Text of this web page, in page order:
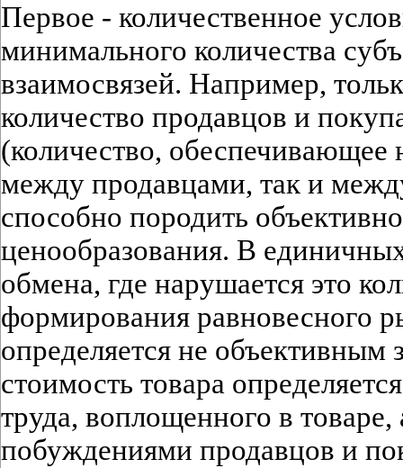
Первое - количественное
минимального количества
взаимосвязей. Например,
количество продавцов и
(количество, обеспечивающее
между продавцами, так и
способно породить
ценообразования. В
обмена, где нарушается это
формирования равновесного
определяется не объективным
стоимость товара
труда, воплощенного в
побуждениями продавцов и